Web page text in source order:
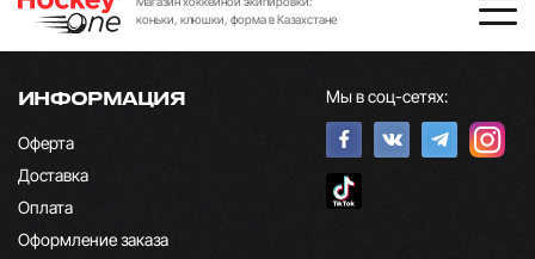
коньки, клюшки, форма в Казахстане
ИНФОРМАЦИЯ
Оферта
Доставка
Оплата
Оформление заказа
Мы в соц-сетях: